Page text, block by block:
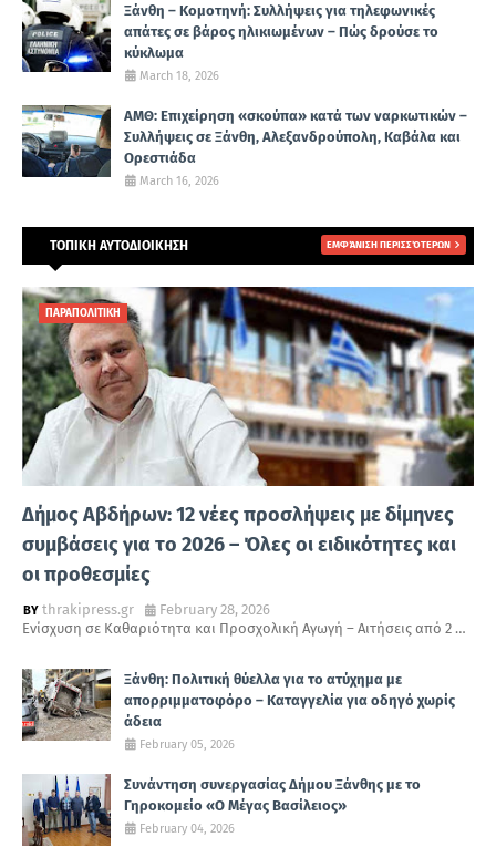
Ξάνθη – Κομοτηνή: Συλλήψεις για τηλεφωνικές
απάτες σε βάρος ηλικιωμένων – Πώς δρούσε το
κύκλωμα
March 18, 2026
ΑΜΘ: Επιχείρηση «σκούπα» κατά των ναρκωτικών –
Συλλήψεις σε Ξάνθη, Αλεξανδρούπολη, Καβάλα και
Ορεστιάδα
March 16, 2026
ΤΟΠΙΚΗ ΑΥΤΟΔΙΟΙΚΗΣΗ ΕΜΦΆΝΙΣΗ ΠΕΡΙΣΣΌΤΕΡΩΝ
ΠΑΡΑΠΟΛΙΤΙΚΗ
Δήμος Αβδήρων: 12 νέες προσλήψεις με δίμηνες
συμβάσεις για το 2026 – Όλες οι ειδικότητες και
οι προθεσμίες
thrakipress.gr
February 28, 2026
Ενίσχυση σε Καθαριότητα και Προσχολική Αγωγή – Αιτήσεις από 2 …
Ξάνθη: Πολιτική θύελλα για το ατύχημα με
απορριμματοφόρο – Καταγγελία για οδηγό χωρίς
άδεια
February 05, 2026
Συνάντηση συνεργασίας Δήμου Ξάνθης με το
Γηροκομείο «Ο Μέγας Βασίλειος»
February 04, 2026